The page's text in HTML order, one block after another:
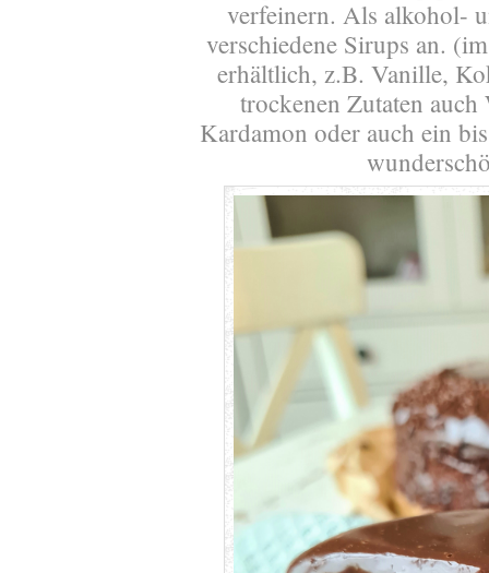
verfeinern. Als alkohol-
verschiedene Sirups an.
erhältlich, z.B. Vanille,
trockenen Zutaten
Kardamon oder auch ein